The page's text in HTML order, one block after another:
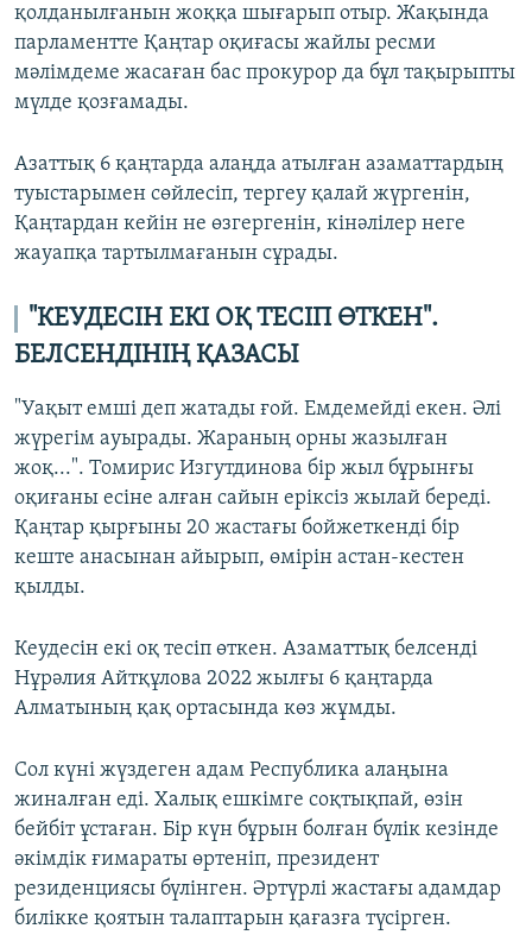
қолданылғанын жоққа шығарып отыр. Жақында
парламентте Қаңтар оқиғасы жайлы ресми
мәлімдеме жасаған бас прокурор да бұл тақырыпты
мүлде қозғамады.
Азаттық 6 қаңтарда алаңда атылған азаматтардың
туыстарымен сөйлесіп, тергеу қалай жүргенін,
Қаңтардан кейін не өзгергенін, кінәлілер неге
жауапқа тартылмағанын сұрады.
"КЕУДЕСІН ЕКІ ОҚ ТЕСІП ӨТКЕН".
БЕЛСЕНДІНІҢ ҚАЗАСЫ
"Уақыт емші деп жатады ғой. Емдемейді екен. Әлі
жүрегім ауырады. Жараның орны жазылған
жоқ...". Томирис Изгутдинова бір жыл бұрынғы
оқиғаны есіне алған сайын еріксіз жылай береді.
Қаңтар қырғыны 20 жастағы бойжеткенді бір
кеште анасынан айырып, өмірін астан-кестен
қылды.
Кеудесін екі оқ тесіп өткен. Азаматтық белсенді
Нұрәлия Айтқұлова 2022 жылғы 6 қаңтарда
Алматының қақ ортасында көз жұмды.
Сол күні жүздеген адам Республика алаңына
жиналған еді. Халық ешкімге соқтықпай, өзін
бейбіт ұстаған. Бір күн бұрын болған бүлік кезінде
әкімдік ғимараты өртеніп, президент
резиденциясы бүлінген. Әртүрлі жастағы адамдар
билікке қоятын талаптарын қағазға түсірген.